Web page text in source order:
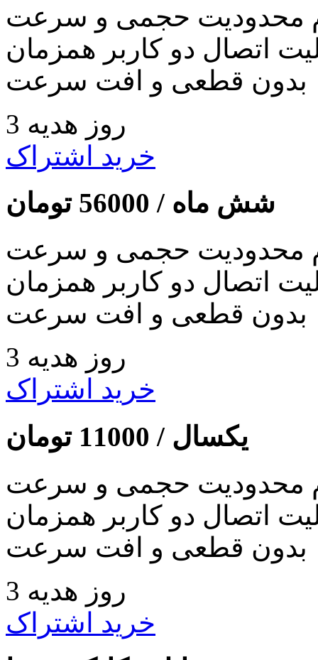
محدودیت حجمی و سرعت
اتصال دو کاربر همزمان
بدون قطعی و افت سرعت
3 روز هدیه
خرید اشتراک
شش ماه / 56000 تومان
محدودیت حجمی و سرعت
اتصال دو کاربر همزمان
بدون قطعی و افت سرعت
3 روز هدیه
خرید اشتراک
یکسال / 11000 تومان
محدودیت حجمی و سرعت
اتصال دو کاربر همزمان
بدون قطعی و افت سرعت
3 روز هدیه
خرید اشتراک